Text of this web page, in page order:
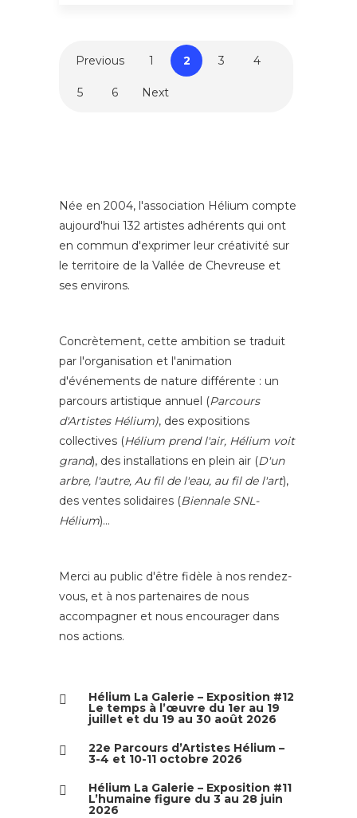
Previous 1 2 3 4
5 6 Next
Née en 2004, l'association Hélium compte
aujourd'hui 132 artistes adhérents qui ont
en commun d'exprimer leur créativité sur
le territoire de la Vallée de Chevreuse et
ses environs.
Concrètement, cette ambition se traduit
par l'organisation et l'animation
d'événements de nature différente : un
parcours artistique annuel (Parcours
d'Artistes Hélium), des expositions
collectives (Hélium prend l'air, Hélium voit
grand), des installations en plein air (D'un
arbre, l'autre, Au fil de l'eau, au fil de l'art),
des ventes solidaires (Biennale SNL-
Hélium)…
Merci au public d'être fidèle à nos rendez-
vous, et à nos partenaires de nous
accompagner et nous encourager dans
nos actions.
Hélium La Galerie – Exposition #12
Le temps à l’œuvre du 1er au 19
juillet et du 19 au 30 août 2026
22e Parcours d’Artistes Hélium –
3-4 et 10-11 octobre 2026
Hélium La Galerie – Exposition #11
L’humaine figure du 3 au 28 juin
2026